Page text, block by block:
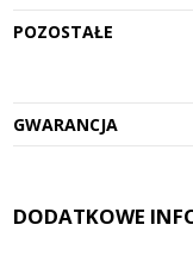
POZOSTAŁE
GWARANCJA
DODATKOWE